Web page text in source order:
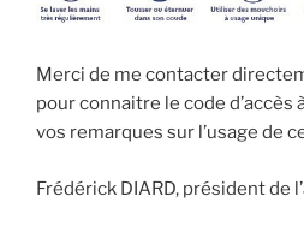
Merci de me contacter
pour connaitre le code d’accès
vos remarques sur l’usage de
Frédérick DIARD, président de